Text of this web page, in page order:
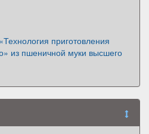
приготовления
из пшеничной муки высшего